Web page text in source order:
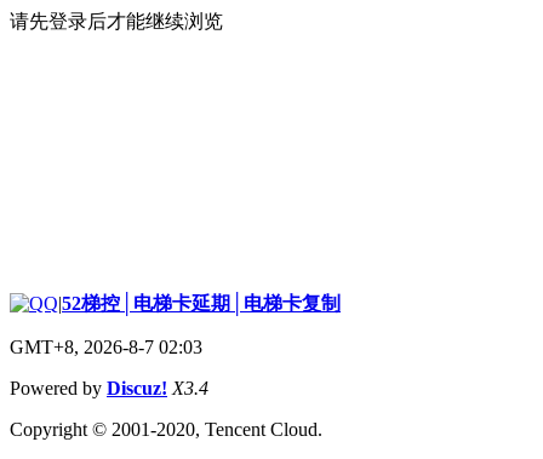
请先登录后才能继续浏览
|52梯控│电梯卡延期│电梯卡复制
GMT+8, 2026-8-7 02:03
Powered by Discuz! X3.4
Copyright © 2001-2020, Tencent Cloud.